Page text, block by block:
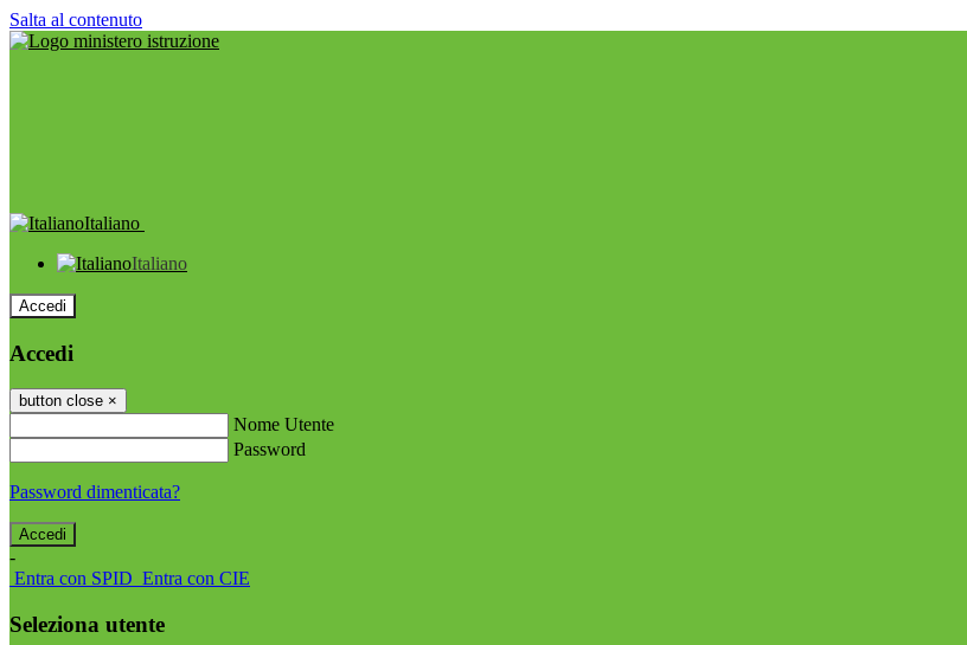
Salta al contenuto
Italiano
Italiano
Accedi
Accedi
button close ×
Nome Utente
Password
Password dimenticata?
-
Entra con SPID Entra con CIE
Seleziona utente